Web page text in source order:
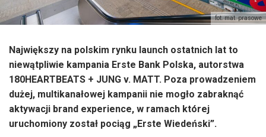
fot. mat. prasowe
Największy na polskim rynku launch ostatnich lat to
niewątpliwie kampania Erste Bank Polska, autorstwa
180HEARTBEATS + JUNG v. MATT. Poza prowadzeniem
dużej, multikanałowej kampanii nie mogło zabraknąć
aktywacji brand experience, w ramach której
uruchomiony został pociąg „Erste Wiedeński”.